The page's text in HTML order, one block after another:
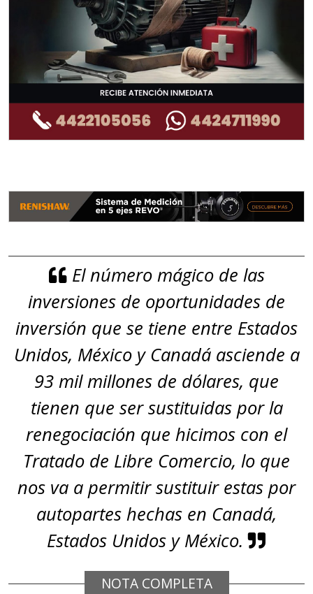
El número mágico de las
inversiones de oportunidades de
inversión que se tiene entre Estados
Unidos, México y Canadá asciende a
93 mil millones de dólares, que
tienen que ser sustituidas por la
renegociación que hicimos con el
Tratado de Libre Comercio, lo que
nos va a permitir sustituir estas por
autopartes hechas en Canadá,
Estados Unidos y México.
NOTA COMPLETA